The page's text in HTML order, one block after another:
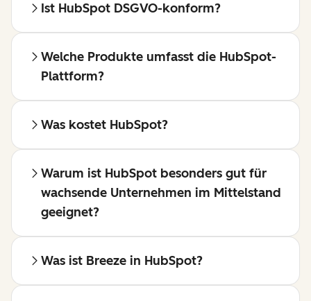
Ist HubSpot DSGVO-konform?
Welche Produkte umfasst die HubSpot-
Plattform?
Was kostet HubSpot?
Warum ist HubSpot besonders gut für
wachsende Unternehmen im Mittelstand
geeignet?
Was ist Breeze in HubSpot?